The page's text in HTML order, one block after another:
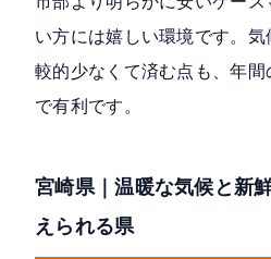
い方には嬉しい環境です。
較的少なくて済む点も、年間
で有利です。
宮崎県｜温暖な気候と新
えられる県